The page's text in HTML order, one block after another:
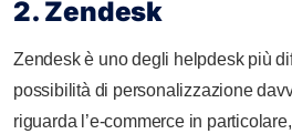
2. Zendesk
Zendesk è uno degli helpdesk più
possibilità di personalizzazione
riguarda l’e-commerce in